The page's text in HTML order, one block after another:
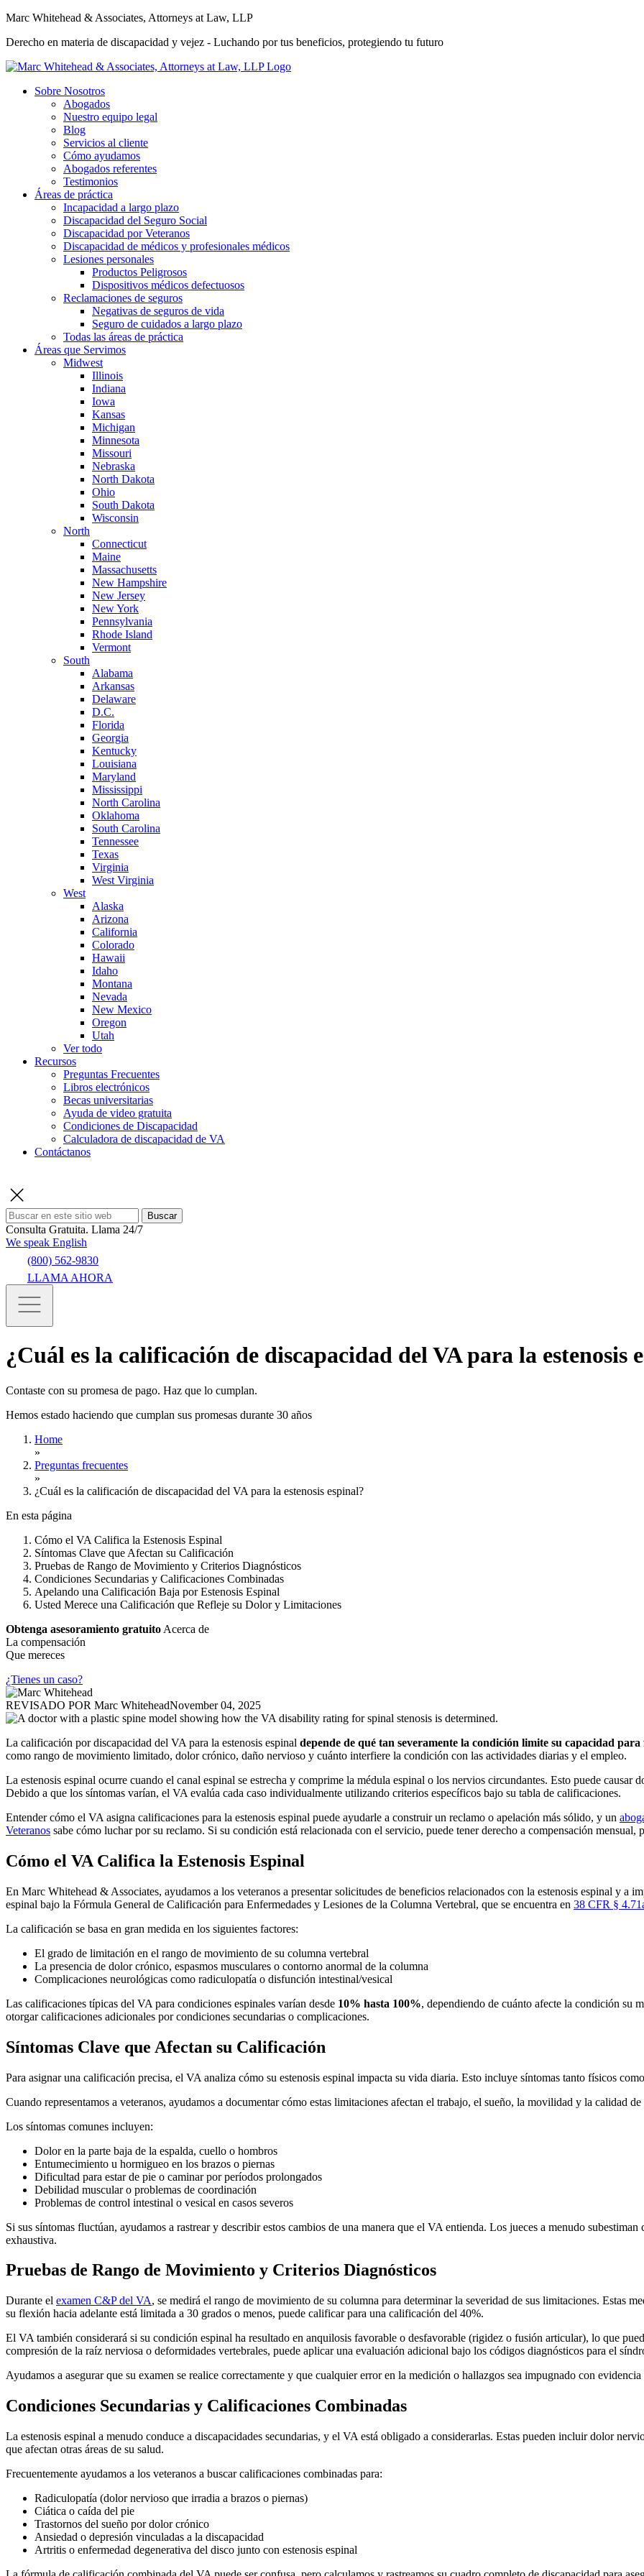
Marc Whitehead & Associates, Attorneys at Law, LLP
Derecho en materia de discapacidad y vejez - Luchando por tus beneficios, protegiendo tu futuro
Sobre Nosotros
Abogados
Nuestro equipo legal
Blog
Servicios al cliente
Cómo ayudamos
Abogados referentes
Testimonios
Áreas de práctica
Incapacidad a largo plazo
Discapacidad del Seguro Social
Discapacidad por Veteranos
Discapacidad de médicos y profesionales médicos
Lesiones personales
Productos Peligrosos
Dispositivos médicos defectuosos
Reclamaciones de seguros
Negativas de seguros de vida
Seguro de cuidados a largo plazo
Todas las áreas de práctica
Áreas que Servimos
Midwest
Illinois
Indiana
Iowa
Kansas
Michigan
Minnesota
Missouri
Nebraska
North Dakota
Ohio
South Dakota
Wisconsin
North
Connecticut
Maine
Massachusetts
New Hampshire
New Jersey
New York
Pennsylvania
Rhode Island
Vermont
South
Alabama
Arkansas
Delaware
D.C.
Florida
Georgia
Kentucky
Louisiana
Maryland
Mississippi
North Carolina
Oklahoma
South Carolina
Tennessee
Texas
Virginia
West Virginia
West
Alaska
Arizona
California
Colorado
Hawaii
Idaho
Montana
Nevada
New Mexico
Oregon
Utah
Ver todo
Recursos
Preguntas Frecuentes
Libros electrónicos
Becas universitarias
Ayuda de video gratuita
Condiciones de Discapacidad
Calculadora de discapacidad de VA
Contáctanos
Buscar
Consulta Gratuita. Llama 24/7
We speak English
(800) 562-9830
LLAMA AHORA
¿Cuál es la calificación de discapacidad del VA para la estenosis
Contaste con su promesa de pago. Haz que lo cumplan.
Hemos estado haciendo que cumplan sus promesas durante 30 años
Home
»
Preguntas frecuentes
»
¿Cuál es la calificación de discapacidad del VA para la estenosis espinal?
En esta página
Cómo el VA Califica la Estenosis Espinal
Síntomas Clave que Afectan su Calificación
Pruebas de Rango de Movimiento y Criterios Diagnósticos
Condiciones Secundarias y Calificaciones Combinadas
Apelando una Calificación Baja por Estenosis Espinal
Usted Merece una Calificación que Refleje su Dolor y Limitaciones
Obtenga asesoramiento gratuito Acerca de
La compensación
Que mereces
¿Tienes un caso?
REVISADO POR Marc WhiteheadNovember 04, 2025
La calificación por discapacidad del VA para la estenosis espinal depende de qué tan severamente la condición limite su capacidad
como rango de movimiento limitado, dolor crónico, daño nervioso y cuánto interfiere la condición con las actividades diarias y el empleo.
La estenosis espinal ocurre cuando el canal espinal se estrecha y comprime la médula espinal o los nervios circundantes. Esto puede
Debido a que los síntomas varían, el VA evalúa cada caso individualmente utilizando criterios específicos bajo su tabla de calificaciones.
Entender cómo el VA asigna calificaciones para la estenosis espinal puede ayudarle a construir un reclamo o apelación más sólido, y un
Veteranos sabe cómo luchar por su reclamo. Si su condición está relacionada con el servicio, puede tener derecho a compensación
Cómo el VA Califica la Estenosis Espinal
En Marc Whitehead & Associates, ayudamos a los veteranos a presentar solicitudes de beneficios relacionados con la estenosis espinal y a
espinal bajo la Fórmula General de Calificación para Enfermedades y Lesiones de la Columna Vertebral, que se encuentra en 38 CFR §
La calificación se basa en gran medida en los siguientes factores:
El grado de limitación en el rango de movimiento de su columna vertebral
La presencia de dolor crónico, espasmos musculares o contorno anormal de la columna
Complicaciones neurológicas como radiculopatía o disfunción intestinal/vesical
Las calificaciones típicas del VA para condiciones espinales varían desde 10% hasta 100%, dependiendo de cuánto afecte la condición su
otorgar calificaciones adicionales por condiciones secundarias o complicaciones.
Síntomas Clave que Afectan su Calificación
Para asignar una calificación precisa, el VA analiza cómo su estenosis espinal impacta su vida diaria. Esto incluye síntomas tanto físicos
Cuando representamos a veteranos, ayudamos a documentar cómo estas limitaciones afectan el trabajo, el sueño, la movilidad y la calidad de
Los síntomas comunes incluyen:
Dolor en la parte baja de la espalda, cuello o hombros
Entumecimiento u hormigueo en los brazos o piernas
Dificultad para estar de pie o caminar por períodos prolongados
Debilidad muscular o problemas de coordinación
Problemas de control intestinal o vesical en casos severos
Si sus síntomas fluctúan, ayudamos a rastrear y describir estos cambios de una manera que el VA entienda. Los jueces a menudo
exhaustiva.
Pruebas de Rango de Movimiento y Criterios Diagnósticos
Durante el examen C&P del VA, se medirá el rango de movimiento de su columna para determinar la severidad de sus limitaciones. Estas
su flexión hacia adelante está limitada a 30 grados o menos, puede calificar para una calificación del 40%.
El VA también considerará si su condición espinal ha resultado en anquilosis favorable o desfavorable (rigidez o fusión articular), lo que
compresión de la raíz nerviosa o deformidades vertebrales, puede aplicar una evaluación adicional bajo los códigos diagnósticos para el
Ayudamos a asegurar que su examen se realice correctamente y que cualquier error en la medición o hallazgos sea impugnado con
Condiciones Secundarias y Calificaciones Combinadas
La estenosis espinal a menudo conduce a discapacidades secundarias, y el VA está obligado a considerarlas. Estas pueden incluir dolor
que afectan otras áreas de su salud.
Frecuentemente ayudamos a los veteranos a buscar calificaciones combinadas para:
Radiculopatía (dolor nervioso que irradia a brazos o piernas)
Ciática o caída del pie
Trastornos del sueño por dolor crónico
Ansiedad o depresión vinculadas a la discapacidad
Artritis o enfermedad degenerativa del disco junto con estenosis espinal